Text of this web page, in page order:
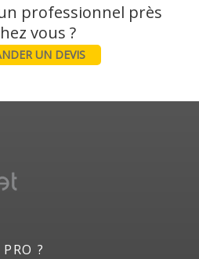
professionnel près
UN DEVIS
?